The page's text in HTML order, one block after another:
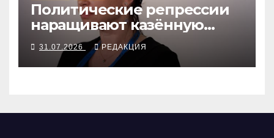
Политические репрессии
наращивают казённую
собственность
31.07.2026 РЕДАКЦИЯ